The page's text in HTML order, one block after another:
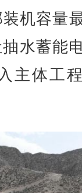
机容量
水蓄能
主体工